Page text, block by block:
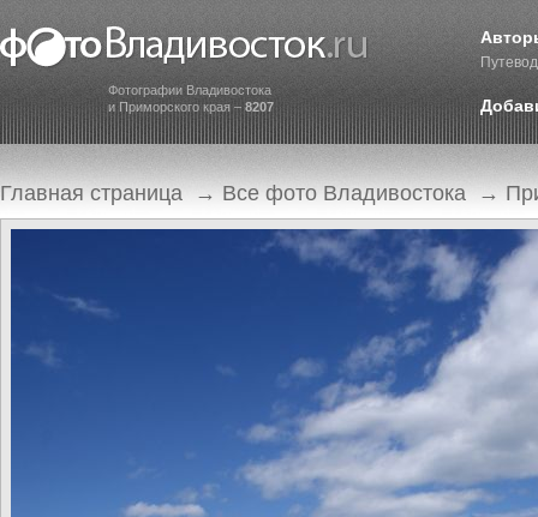
Фотографии Владивостока
и Приморского края – 8207
Главная страница → Все фото Владивостока →